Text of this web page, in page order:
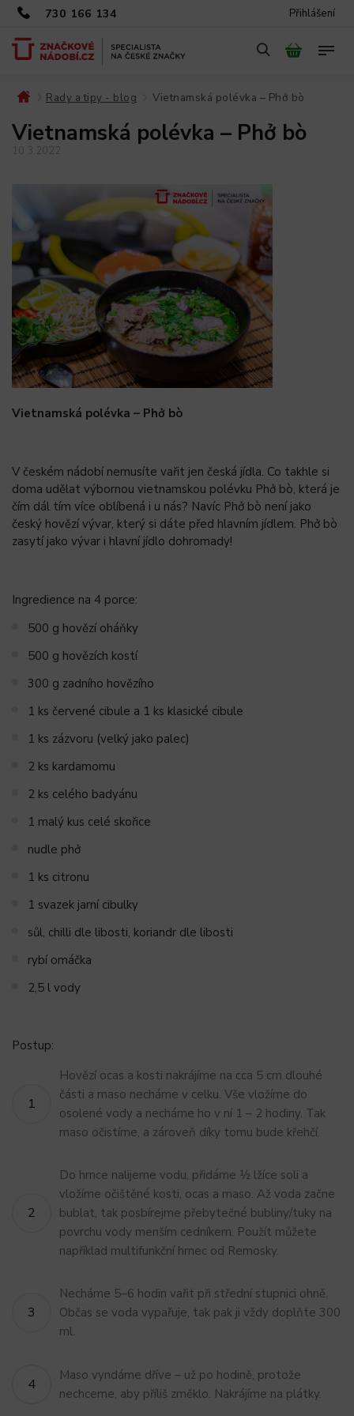
730 166 134 Přihlášení
Rady a tipy - blog Vietnamská polévka – Phở bò
Vietnamská polévka – Phở bò
10.3.2022
Vietnamská polévka – Phở bò
V českém nádobí nemusíte vařit jen česká jídla. Co takhle si
doma udělat výbornou vietnamskou polévku Phở bò, která je
čím dál tím více oblíbená i u nás? Navíc Phở bò není jako
český hovězí vývar, který si dáte před hlavním jídlem. Phở bò
zasytí jako vývar i hlavní jídlo dohromady!
Ingredience na 4 porce:
500 g hovězí oháňky
500 g hovězích kostí
300 g zadního hovězího
1 ks červené cibule a 1 ks klasické cibule
1 ks zázvoru (velký jako palec)
2 ks kardamomu
2 ks celého badyánu
1 malý kus celé skořice
nudle phở
1 ks citronu
1 svazek jarní cibulky
sůl, chilli dle libosti, koriandr dle libosti
rybí omáčka
2,5 l vody
Postup:
Hovězí ocas a kosti nakrájíme na cca 5 cm dlouhé
části a maso necháme v celku. Vše vložíme do
osolené vody a necháme ho v ní 1 – 2 hodiny. Tak
maso očistíme, a zároveň díky tomu bude křehčí.
Do hrnce nalijeme vodu, přidáme ½ lžíce soli a
vložíme očištěné kosti, ocas a maso. Až voda začne
bublat, tak posbírejme přebytečné bubliny/tuky na
povrchu vody menším cedníkem. Použít můžete
například multifunkční hrnec od Remosky.
Necháme 5–6 hodin vařit při střední stupnici ohně.
Občas se voda vypařuje, tak pak ji vždy doplňte 300
ml.
Maso vyndáme dříve – už po hodině, protože
nechceme, aby příliš změklo. Nakrájíme na plátky.